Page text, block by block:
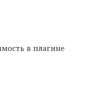
в плагине